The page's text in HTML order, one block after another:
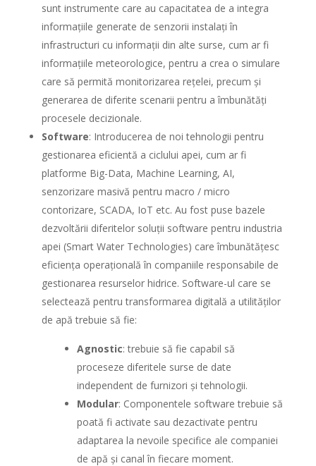
sunt instrumente care au capacitatea de a integra
informațiile generate de senzorii instalați în
infrastructuri cu informații din alte surse, cum ar fi
informațiile meteorologice, pentru a crea o simulare
care să permită monitorizarea rețelei, precum și
generarea de diferite scenarii pentru a îmbunătăți
procesele decizionale.
Software: Introducerea de noi tehnologii pentru
gestionarea eficientă a ciclului apei, cum ar fi
platforme Big-Data, Machine Learning, AI,
senzorizare masivă pentru macro / micro
contorizare, SCADA, IoT etc. Au fost puse bazele
dezvoltării diferitelor soluții software pentru industria
apei (Smart Water Technologies) care îmbunătățesc
eficiența operațională în companiile responsabile de
gestionarea resurselor hidrice. Software-ul care se
selectează pentru transformarea digitală a utilităților
de apă trebuie să fie:
Agnostic: trebuie să fie capabil să
proceseze diferitele surse de date
independent de furnizori și tehnologii.
Modular: Componentele software trebuie să
poată fi activate sau dezactivate pentru
adaptarea la nevoile specifice ale companiei
de apă și canal în fiecare moment.